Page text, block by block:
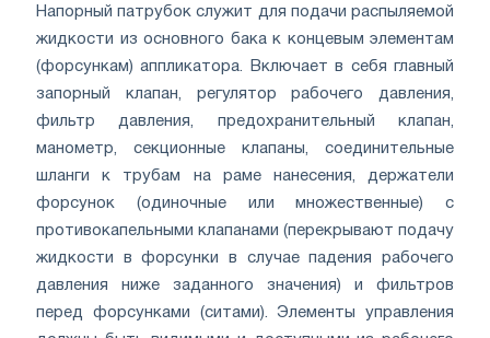
Напорный патрубок служит для подачи распыляемой
жидкости из основного бака к концевым элементам
(форсункам) аппликатора. Включает в себя главный
запорный клапан, регулятор рабочего давления,
фильтр давления, предохранительный клапан,
манометр, секционные клапаны, соединительные
шланги к трубам на раме нанесения, держатели
форсунок (одиночные или множественные) с
противокапельными клапанами (перекрывают подачу
жидкости в форсунки в случае падения рабочего
давления ниже заданного значения) и фильтров
перед форсунками (ситами). Элементы управления